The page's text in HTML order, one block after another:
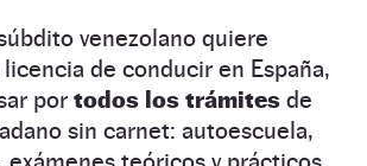
venezolano quiere
de conducir en España,
por todos los trámites de
sin carnet: autoescuela,